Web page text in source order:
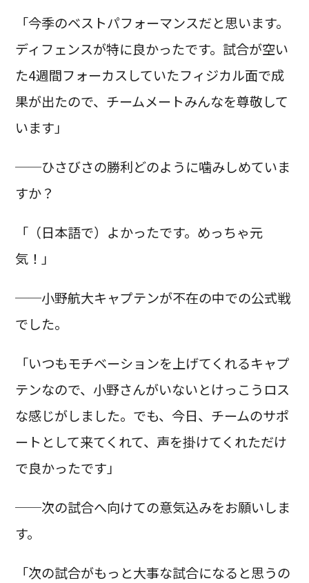
「今季のベストパフォーマンスだと思います。
ディフェンスが特に良かったです。試合が空い
た4週間フォーカスしていたフィジカル面で成
果が出たので、チームメートみんなを尊敬して
います」
──ひさびさの勝利どのように噛みしめていま
すか？
「（日本語で）よかったです。めっちゃ元
気！」
──小野航大キャプテンが不在の中での公式戦
でした。
「いつもモチベーションを上げてくれるキャプ
テンなので、小野さんがいないとけっこうロス
な感じがしました。でも、今日、チームのサポ
ートとして来てくれて、声を掛けてくれただけ
で良かったです」
──次の試合へ向けての意気込みをお願いしま
す。
「次の試合がもっと大事な試合になると思うの